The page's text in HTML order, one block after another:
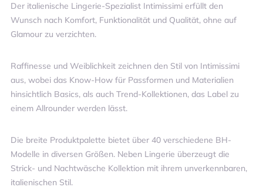
Der italienische Lingerie-Spezialist Intimissimi erfüllt den
Wunsch nach Komfort, Funktionalität und Qualität, ohne auf
Glamour zu verzichten.
Raffinesse und Weiblichkeit zeichnen den Stil von Intimissimi
aus, wobei das Know-How für Passformen und Materialien
hinsichtlich Basics, als auch Trend-Kollektionen, das Label zu
einem Allrounder werden lässt.
Die breite Produktpalette bietet über 40 verschiedene BH-
Modelle in diversen Größen. Neben Lingerie überzeugt die
Strick- und Nachtwäsche Kollektion mit ihrem unverkennbaren,
italienischen Stil.